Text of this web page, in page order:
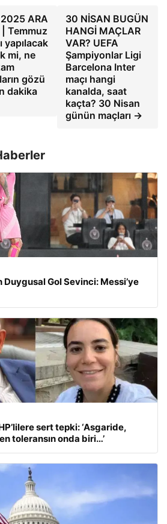
ARA
Temmuz
yapılacak
mi, ne
gözü
dakika
30 NİSAN BUGÜN
HANGİ MAÇLAR
VAR? UEFA
Şampiyonlar Ligi
Barcelona Inter
maçı hangi
kanalda, saat
kaçta? 30 Nisan
günün maçları →
Duygusal Gol Sevinci: Messi’ye
sert tepki: ‘Asgaride,
toleransın onda biri…’